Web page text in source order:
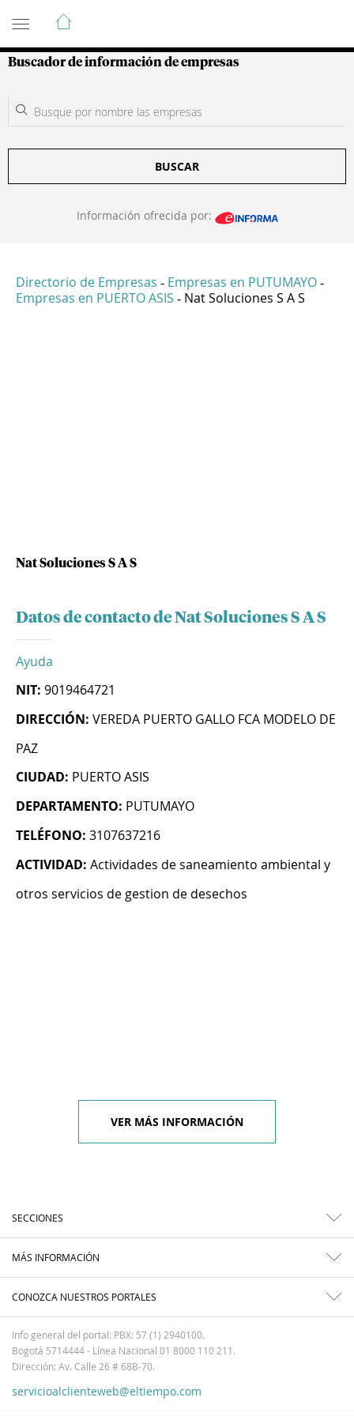
Guía de Empresas Colombianas
Buscador de información de empresas
BUSCAR
Información ofrecida por:
Directorio de Empresas - Empresas en PUTUMAYO -
Empresas en PUERTO ASIS - Nat Soluciones S A S
Nat Soluciones S A S
Datos de contacto de Nat Soluciones S A S
Ayuda
NIT: 9019464721
DIRECCIÓN: VEREDA PUERTO GALLO FCA MODELO DE
PAZ
CIUDAD: PUERTO ASIS
DEPARTAMENTO: PUTUMAYO
TELÉFONO: 3107637216
ACTIVIDAD: Actividades de saneamiento ambiental y
otros servicios de gestion de desechos
VER MÁS INFORMACIÓN
SECCIONES
MÁS INFORMACIÓN
CONOZCA NUESTROS PORTALES
Info general del portal: PBX: 57 (1) 2940100.
Bogotá 5714444 - Línea Nacional 01 8000 110 211.
Dirección: Av. Calle 26 # 68B-70.
servicioalclienteweb@eltiempo.com